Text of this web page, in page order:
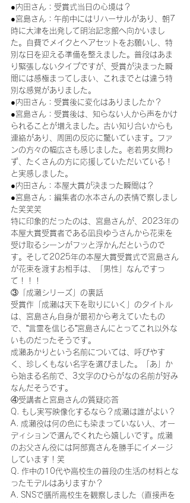
●内田さん：受賞式当日の心境は？
●宮島さん：午前中にはリハーサルがあり、朝7
時に大津を出発して明治記念館へ向かいまし
た。自費でメイクとヘアセットをお願いし、特
別な日を迎える準備を整えました。普段はあま
り緊張しないタイプですが、受賞が決まった瞬
間には感極まってしまい、これまでとは違う特
別な感覚がありました。
●内田さん：受賞後に変化はありましたか？
●宮島さん：受賞後は、知らない人から声をかけ
られることが増えました。古い知り合いからも
連絡があり、周囲の反応に驚いています。ファ
ンの方々の幅広さも感じました。老若男女問わ
ず、たくさんの方に応援していただいている！
と実感しました。
●内田さん：本屋大賞が決まった瞬間は？
●宮島さん：編集者の水本さんの表情で察しまし
た笑笑笑
特に印象的だったのは、宮島さんが、2023年の
本屋大賞受賞者である凪良ゆうさんから花束を
受け取るシーンがフッと浮かんだというので
す。そして2025年の本屋大賞受賞式で宮島さん
が花束を渡すお相手は、「男性」なんですっ
て！！！
③「成瀬シリーズ」の裏話
受賞作「成瀬は天下を取りにいく」のタイトル
は、宮島さん自身が最初から考えていたもの
で、”言霊を信じる”宮島さんにとってこれ以外な
いものだったそうです。
成瀬あかりという名前については、呼びやす
く、珍しくもない名字を選びました。「あ」か
ら始まる名前で、3文字のひらがなの名前が好み
なんだそうです。
④受講者と宮島さんの質疑応答
Q. もし実写映像化するなら？成瀬は誰がよい？
A. 成瀬役は何の色にも染まっていない人、オー
ディションで選んでくれたら嬉しいです。成瀬
のお父さん役には阿部寛さんを勝手にイメージ
しています！笑
Q. 作中の10代や高校生の普段の生活の材料とな
ったモデルはありますか？
A. SNSで膳所高校生を観察しました（直接声を